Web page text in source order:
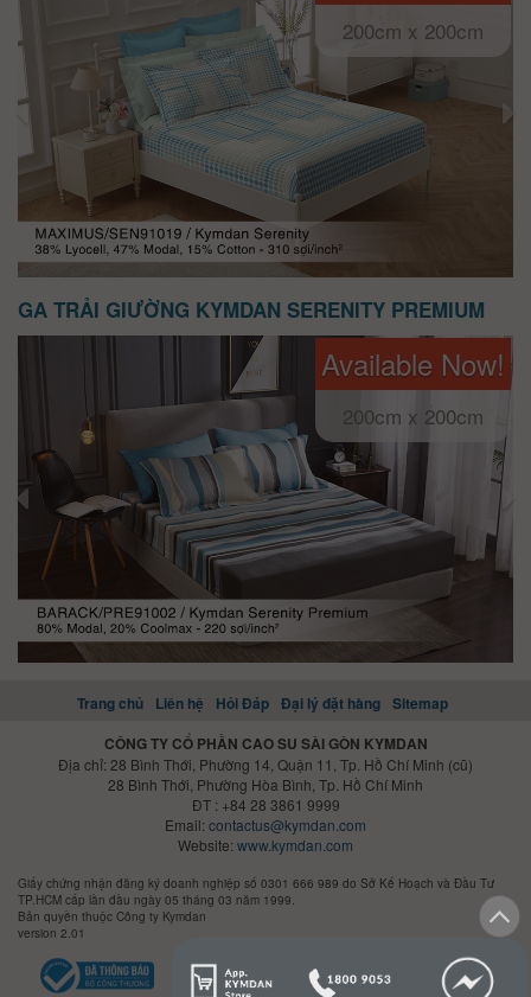
200cm x 200cm
GA TRẢI GIƯỜNG KYMDAN SERENITY PREMIUM
Available Now!
200cm x 200cm
Trang chủ Liên hệ Hỏi Đáp Đại lý đặt hàng Sitemap
CÔNG TY CỔ PHẦN CAO SU SÀI GÒN KYMDAN
Địa chỉ: 28 Bình Thới, Phường 14, Quận 11, Tp. Hồ Chí Minh (cũ)
28 Bình Thới, Phường Hòa Bình, Tp. Hồ Chí Minh
ĐT : +84 28 3861 9999
Email: contactus@kymdan.com
Website: www.kymdan.com
Giấy chứng nhận đăng ký doanh nghiệp số 0301 666 989 do Sở Kế Hoạch và Đầu Tư
TP.HCM cấp lần đầu ngày 05 tháng 03 năm 1999.
Bản quyền thuộc Công ty Kymdan
version 2.01